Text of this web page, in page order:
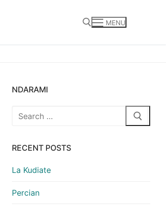
MENU
NDARAMI
Search
RECENT POSTS
La Kudiate
Percian